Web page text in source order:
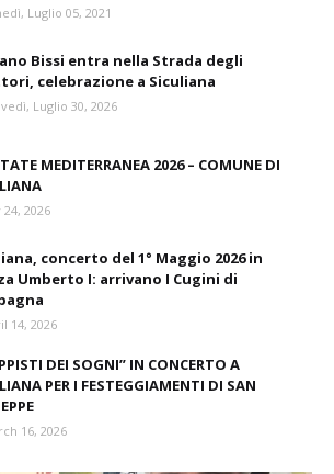
Luglio 05, 2021
Bissi entra nella Strada degli
celebrazione a Siculiana
Luglio 30, 2026
MEDITERRANEA 2026 – COMUNE DI
24, 2026
concerto del 1° Maggio 2026 in
Umberto I: arrivano I Cugini di
14, 2026
DEI SOGNI” IN CONCERTO A
PER I FESTEGGIAMENTI DI SAN
16, 2026